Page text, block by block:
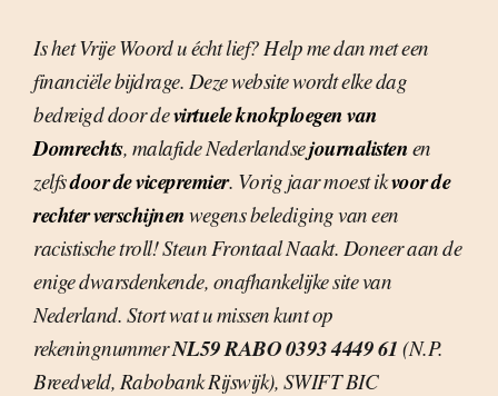
Is het Vrije Woord u écht lief? Help me dan met een
financiële bijdrage. Deze website wordt elke dag
bedreigd door devirtuele knokploegen van
Domrechts, malafide Nederlandsejournalistenen
zelfsdoor de vicepremier. Vorig jaar moest ikvoor de
rechter verschijnenwegens belediging van een
racistische troll! Steun Frontaal Naakt. Doneer aan de
enige dwarsdenkende, onafhankelijke site van
Nederland. Stort wat u missen kunt op
rekeningnummerNL59 RABO 0393 4449 61 (N.P.
Breedveld, Rabobank Rijswijk), SWIFT BIC